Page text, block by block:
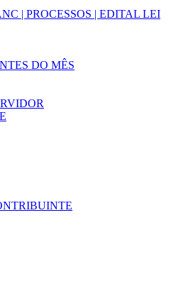
| PROCESSOS | EDITAL LEI
DO MÊS